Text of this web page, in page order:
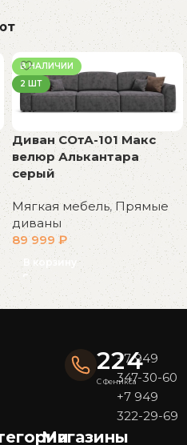
В НАЛИЧИИ
2 ШТ
Диван СОтА-101 Макс
велюр Алькантара
серый
Мягкая мебель,Прямые
диваны
89 999₽
В корзину
224
С Феникса
+7 949
347-30-60
+7 949
322-29-69
Магазины